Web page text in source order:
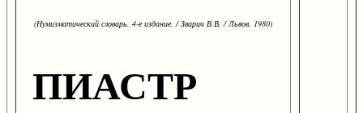
(Нумизматический словарь. 4-е издание. / Зварич В.В. / Львов, 1980)
ПИАСТР